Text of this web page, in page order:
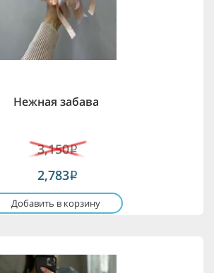
Нежная забава
3,150i
2,783i
Добавить в корзину